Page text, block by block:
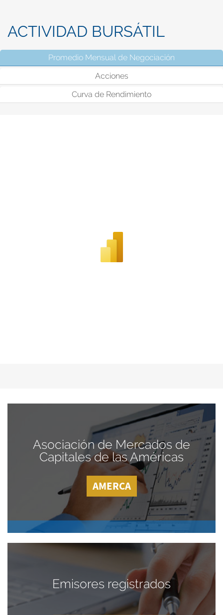
ACTIVIDAD BURSÁTIL
Promedio Mensual de Negociación
Acciones
Curva de Rendimiento
Asociación de Mercados de
Capitales de las Américas
AMERCA
Emisores registrados